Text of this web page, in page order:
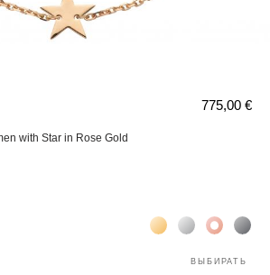
with Star in Rose Gold
775,00 €
Жёлтое золото 18К
Белое золото
Розовое
ВЫБИРАТЬ